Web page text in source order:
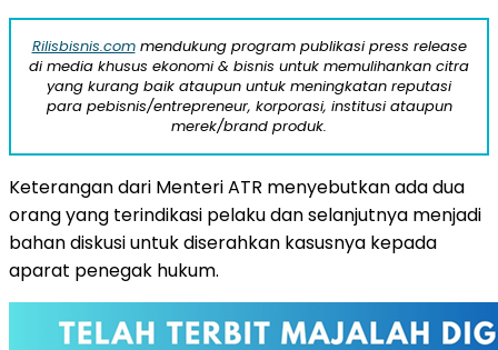
Rilisbisnis.commendukung program publikasi press release
di media khusus ekonomi & bisnis untuk memulihankan citra
yang kurang baik ataupun untuk meningkatan reputasi
para pebisnis/entrepreneur, korporasi, institusi ataupun
merek/brand produk.
Keterangan dari Menteri ATR menyebutkan ada dua
orang yang terindikasi pelaku dan selanjutnya menjadi
bahan diskusi untuk diserahkan kasusnya kepada
aparat penegak hukum.